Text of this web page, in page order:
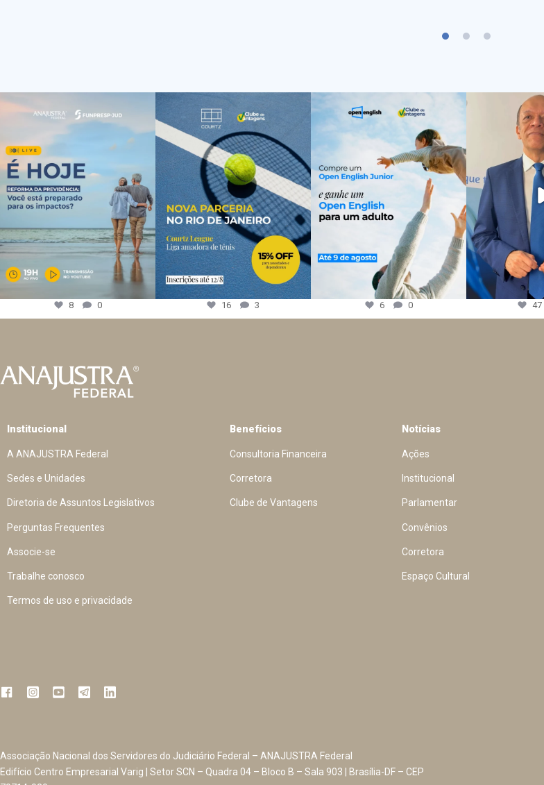
8 0 16 3 6 0 47
Institucional
A ANAJUSTRA Federal
Sedes e Unidades
Diretoria de Assuntos Legislativos
Perguntas Frequentes
Associe-se
Trabalhe conosco
Termos de uso e privacidade
Benefícios
Consultoria Financeira
Corretora
Clube de Vantagens
Notícias
Ações
Institucional
Parlamentar
Convênios
Corretora
Espaço Cultural
Associação Nacional dos Servidores do Judiciário Federal – ANAJUSTRA Federal
Edifício Centro Empresarial Varig | Setor SCN – Quadra 04 – Bloco B – Sala 903 | Brasília-DF – CEP